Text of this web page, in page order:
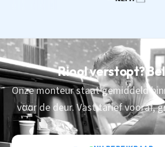
Riool verstopt?
Onze monteur staat gemiddeld
voor de deur. Vast tarief vooraf,